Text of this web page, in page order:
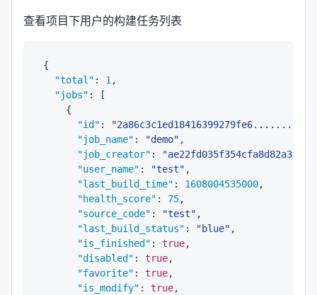
查看项目下用户的构建任务列表
{
"total" : 1,
"jobs" :
[
{
"id" : "2a86c3c1ed18416399279fe6........"
"job_name" : "demo" ,
"job_creator" :
"user_name" : "test" ,
"last_build_time" : 1608004535000,
"health_score" : 75,
"source_code" : "test" ,
"last_build_status" : "blue" ,
"is_finished" : true,
"disabled" : true,
"favorite" : true,
"is_modify" : true,